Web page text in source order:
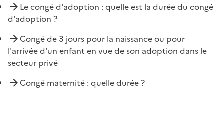
Le congé d'adoption : quelle est la durée du congé
d'adoption ?
Congé de 3 jours pour la naissance ou pour
l'arrivée d'un enfant en vue de son adoption dans le
secteur privé
Congé maternité : quelle durée ?